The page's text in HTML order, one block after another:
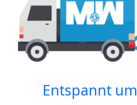
Entspannt